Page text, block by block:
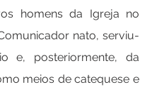
homens da Igreja no
nato, serviu-
e, posteriormente, da
meios de catequese e